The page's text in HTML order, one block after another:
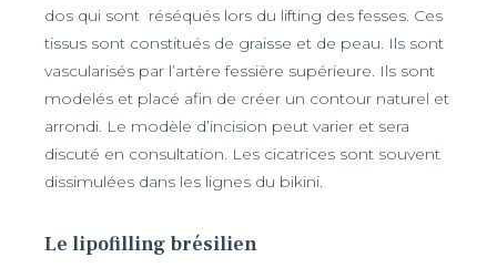
dos qui sont réséqués lors du lifting des fesses. Ces
tissus sont constitués de graisse et de peau. Ils sont
vascularisés par l’artère fessière supérieure. Ils sont
modelés et placé afin de créer un contour naturel et
arrondi. Le modèle d’incision peut varier et sera
discuté en consultation. Les cicatrices sont souvent
dissimulées dans les lignes du bikini.
Le lipofilling brésilien